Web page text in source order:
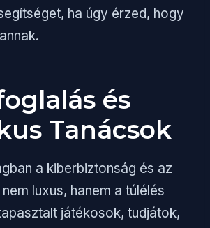
ha úgy érzed, hogy
és
Tanácsok
a kiberbiztonság és az
luxus, hanem a túlélés
játékosok, tudjátok,